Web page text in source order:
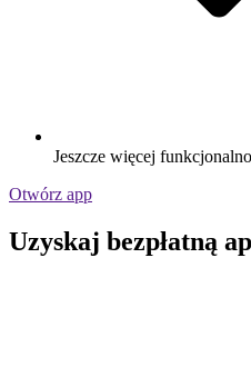
Jeszcze więcej
Otwórz app
Uzyskaj bezpłatną